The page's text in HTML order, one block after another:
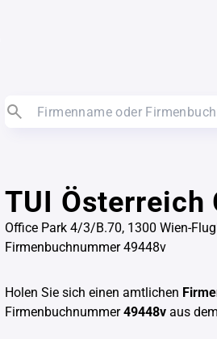
TUI Österreich
Office Park 4/3/B.70, 1300 Wien-
Firmenbuchnummer 49448v
Holen Sie sich einen amtlichen
Firmenbuchnummer49448v aus dem